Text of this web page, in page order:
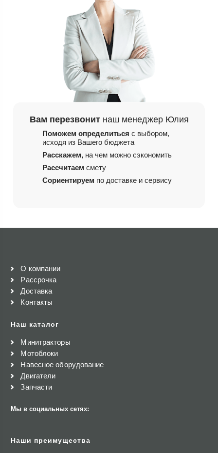
Вам перезвонит наш менеджер Юлия
Поможем определитьсяс выбором,
исходя из Вашего бюджета
Расскажем, на чем можно сэкономить
Рассчитаемсмету
Сориентируем по доставке и сервису
О компании
Рассрочка
Доставка
Контакты
Наш каталог
Минитракторы
Мотоблоки
Навесное оборудование
Двигатели
Запчасти
Мы в социальных сетях:
Наши преимущества